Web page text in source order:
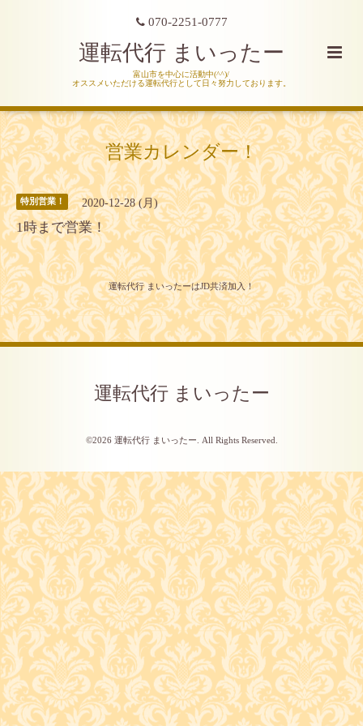
070-2251-0777
運転代行 まいったー
富山市を中心に活動中(^^)/
オススメいただける運転代行として日々努力しております。
営業カレンダー！
特別営業！ 2020-12-28 (月)
1時まで営業！
運転代行 まいったーはJD共済加入！
運転代行 まいったー
©2026 運転代行 まいったー . All Rights Reserved.